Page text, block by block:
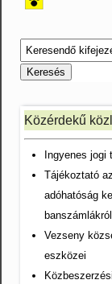
Közérdekű
Ingyenes jogi
Tájékoztató
adóhatóság
banszámlákról
Vezseny
eszközei